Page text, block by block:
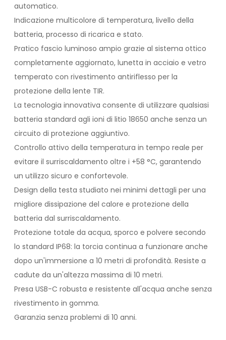
automatico.
Indicazione multicolore di temperatura, livello della
batteria, processo di ricarica e stato.
Pratico fascio luminoso ampio grazie al sistema ottico
completamente aggiornato, lunetta in acciaio e vetro
temperato con rivestimento antiriflesso per la
protezione della lente TIR.
La tecnologia innovativa consente di utilizzare qualsiasi
batteria standard agli ioni di litio 18650 anche senza un
circuito di protezione aggiuntivo.
Controllo attivo della temperatura in tempo reale per
evitare il surriscaldamento oltre i +58 °C, garantendo
un utilizzo sicuro e confortevole.
Design della testa studiato nei minimi dettagli per una
migliore dissipazione del calore e protezione della
batteria dal surriscaldamento.
Protezione totale da acqua, sporco e polvere secondo
lo standard IP68: la torcia continua a funzionare anche
dopo un'immersione a 10 metri di profondità. Resiste a
cadute da un'altezza massima di 10 metri.
Presa USB-C robusta e resistente all'acqua anche senza
rivestimento in gomma.
Garanzia senza problemi di 10 anni.